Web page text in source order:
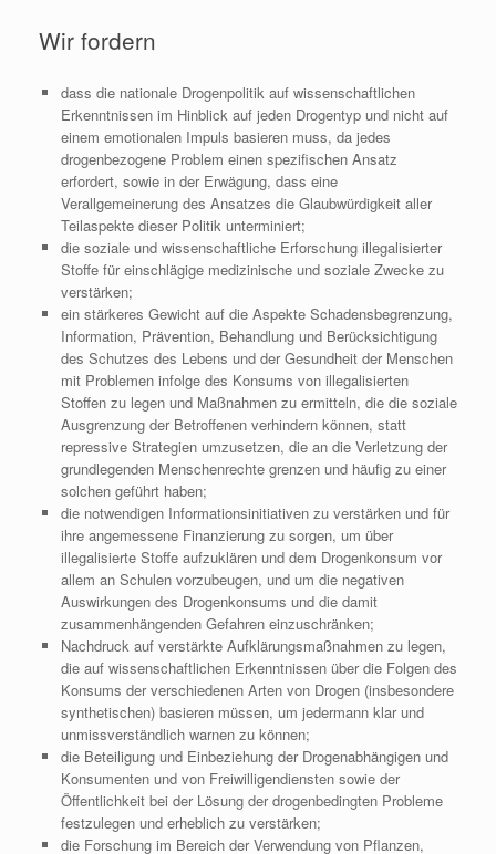
Wir fordern
dass die nationale Drogenpolitik auf wissenschaftlichen
Erkenntnissen im Hinblick auf jeden Drogentyp und nicht auf
einem emotionalen Impuls basieren muss, da jedes
drogenbezogene Problem einen spezifischen Ansatz
erfordert, sowie in der Erwägung, dass eine
Verallgemeinerung des Ansatzes die Glaubwürdigkeit aller
Teilaspekte dieser Politik unterminiert;
die soziale und wissenschaftliche Erforschung illegalisierter
Stoffe für einschlägige medizinische und soziale Zwecke zu
verstärken;
ein stärkeres Gewicht auf die Aspekte Schadensbegrenzung,
Information, Prävention, Behandlung und Berücksichtigung
des Schutzes des Lebens und der Gesundheit der Menschen
mit Problemen infolge des Konsums von illegalisierten
Stoffen zu legen und Maßnahmen zu ermitteln, die die soziale
Ausgrenzung der Betroffenen verhindern können, statt
repressive Strategien umzusetzen, die an die Verletzung der
grundlegenden Menschenrechte grenzen und häufig zu einer
solchen geführt haben;
die notwendigen Informationsinitiativen zu verstärken und für
ihre angemessene Finanzierung zu sorgen, um über
illegalisierte Stoffe aufzuklären und dem Drogenkonsum vor
allem an Schulen vorzubeugen, und um die negativen
Auswirkungen des Drogenkonsums und die damit
zusammenhängenden Gefahren einzuschränken;
Nachdruck auf verstärkte Aufklärungsmaßnahmen zu legen,
die auf wissenschaftlichen Erkenntnissen über die Folgen des
Konsums der verschiedenen Arten von Drogen (insbesondere
synthetischen) basieren müssen, um jedermann klar und
unmissverständlich warnen zu können;
die Beteiligung und Einbeziehung der Drogenabhängigen und
Konsumenten und von Freiwilligendiensten sowie der
Öffentlichkeit bei der Lösung der drogenbedingten Probleme
festzulegen und erheblich zu verstärken;
die Forschung im Bereich der Verwendung von Pflanzen,